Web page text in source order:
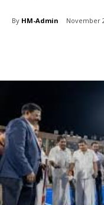
By HM-Admin November